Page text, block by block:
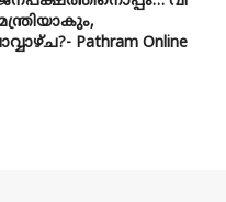
Pathram Online